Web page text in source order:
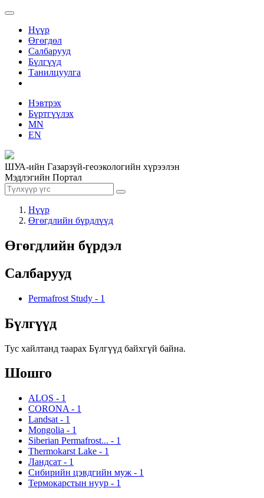
Нүүр
Өгөгдөл
Салбарууд
Бүлгүүд
Танилцуулга
Нэвтрэх
Бүртгүүлэх
MN
EN
ШУА-ийн Газарзүй-геоэкологийн хүрээлэн
Мэдлэгийн Портал
Нүүр
Өгөгдлийн бүрдлүүд
Өгөгдлийн бүрдэл
Салбарууд
Permafrost Study - 1
Бүлгүүд
Тус хайлтанд таарах Бүлгүүд байхгүй байна.
Шошго
ALOS - 1
CORONA - 1
Landsat - 1
Mongolia - 1
Siberian Permafrost... - 1
Thermokarst Lake - 1
Ландсат - 1
Сибирийн цэвдгийн муж - 1
Термокарстын нуур - 1